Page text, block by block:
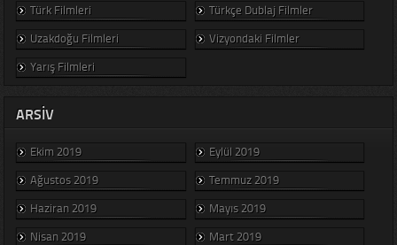
Türk Filmleri
Türkçe Dublaj Filmler
Uzakdoğu Filmleri
Vizyondaki Filmler
Yarış Filmleri
ARSIV
Ekim 2019
Eylül 2019
Ağustos 2019
Temmuz 2019
Haziran 2019
Mayıs 2019
Nisan 2019
Mart 2019